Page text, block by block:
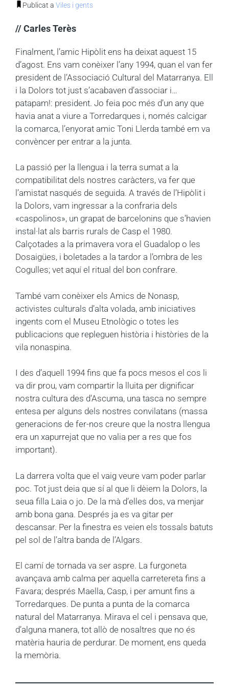
Publicat a Viles i gents
// Carles Terès
Finalment, l’amic Hipòlit ens ha deixat aquest 15
d’agost. Ens vam conèixer l’any 1994, quan el van fer
president de l’Associació Cultural del Matarranya. Ell
i la Dolors tot just s’acabaven d’associar i…
patapam!: president. Jo feia poc més d’un any que
havia anat a viure a Torredarques i, només calcigar
la comarca, l’enyorat amic Toni Llerda també em va
convèncer per entrar a la junta.
La passió per la llengua i la terra sumat a la
compatibilitat dels nostres caràcters, va fer que
l’amistat nasqués de seguida. A través de l’Hipòlit i
la Dolors, vam ingressar a la confraria dels
«caspolinos», un grapat de barcelonins que s’havien
instal·lat als barris rurals de Casp el 1980.
Calçotades a la primavera vora el Guadalop o les
Dosaigües, i boletades a la tardor a l’ombra de les
Cogulles; vet aquí el ritual del bon confrare.
També vam conèixer els Amics de Nonasp,
activistes culturals d’alta volada, amb iniciatives
ingents com el Museu Etnològic o totes les
publicacions que repleguen història i històries de la
vila nonaspina.
I des d’aquell 1994 fins que fa pocs mesos el cos li
va dir prou, vam compartir la lluita per dignificar
nostra cultura des d’Ascuma, una tasca no sempre
entesa per alguns dels nostres convilatans (massa
generacions de fer-nos creure que la nostra llengua
era un xapurrejat que no valia per a res que fos
important).
La darrera volta que el vaig veure vam poder parlar
poc. Tot just deia que sí al que li dèiem la Dolors, la
seua filla Laia o jo. De la mà d’elles dos, va menjar
amb bona gana. Després ja es va gitar per
descansar. Per la finestra es veien els tossals batuts
pel sol de l’altra banda de l’Algars.
El camí de tornada va ser aspre. La furgoneta
avançava amb calma per aquella carretereta fins a
Favara; després Maella, Casp, i per amunt fins a
Torredarques. De punta a punta de la comarca
natural del Matarranya. Mirava el cel i pensava que,
d’alguna manera, tot allò de nosaltres que no és
matèria hauria de perdurar. De moment, ens queda
la memòria.